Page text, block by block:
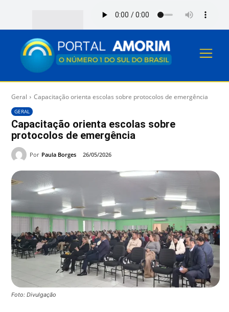
Geral Capacitação orienta escolas sobre protocolos de emergência
GERAL
Capacitação orienta escolas sobre
protocolos de emergência
Por Paula Borges 26/05/2026
Foto: Divulgação